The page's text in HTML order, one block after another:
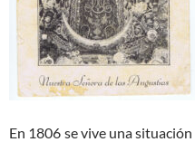
En 1806 se vive una